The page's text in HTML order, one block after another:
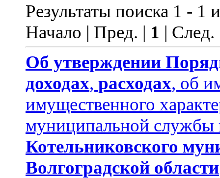
Результаты поиска 1 - 1
Начало | Пред. | 1 |
Об утверждении
доходах, расходах, об
имущественного
муниципальной службы
Котельниковского
Волгоградской области